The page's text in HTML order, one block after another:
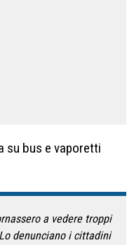
su bus e vaporetti
a vedere troppi
denunciano i cittadini